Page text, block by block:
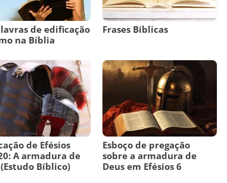
de edificação
na Bíblia
Frases Bíblicas
de Efésios
A armadura de
Bíblico)
Esboço de pregação
sobre a armadura de
Deus em Efésios 6